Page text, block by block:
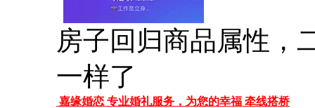
房子回归商品属性，
一样了
嘉缘婚恋 专业婚礼服务，为您的幸福 牵线搭桥